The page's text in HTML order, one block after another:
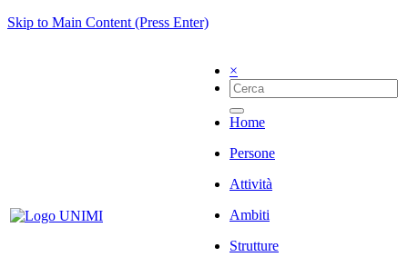
Skip to Main Content (Press Enter)
×
Home
Persone
Attività
Ambiti
Strutture